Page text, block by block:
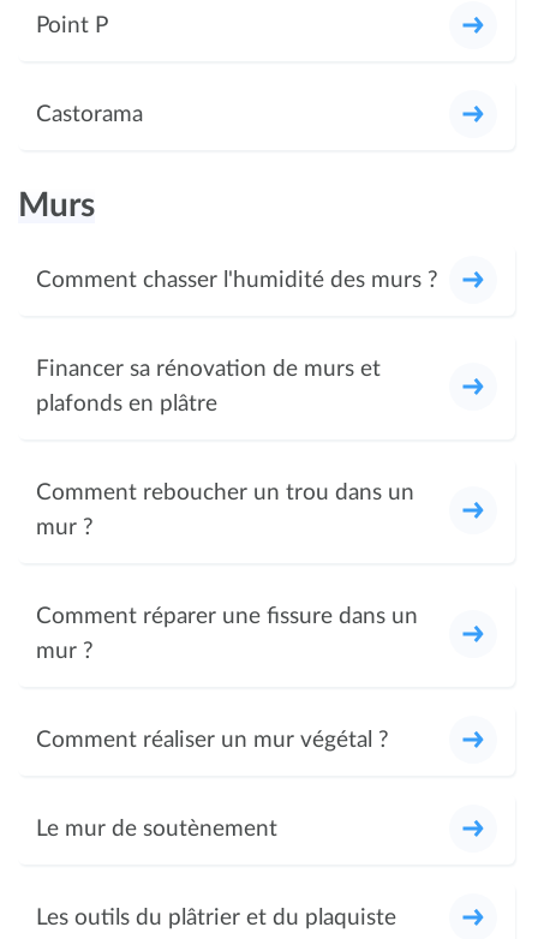
Point P
Castorama
Murs
Comment chasser l'humidité des murs ?
Financer sa rénovation de murs et
plafonds en plâtre
Comment reboucher un trou dans un
mur ?
Comment réparer une fissure dans un
mur ?
Comment réaliser un mur végétal ?
Le mur de soutènement
Les outils du plâtrier et du plaquiste